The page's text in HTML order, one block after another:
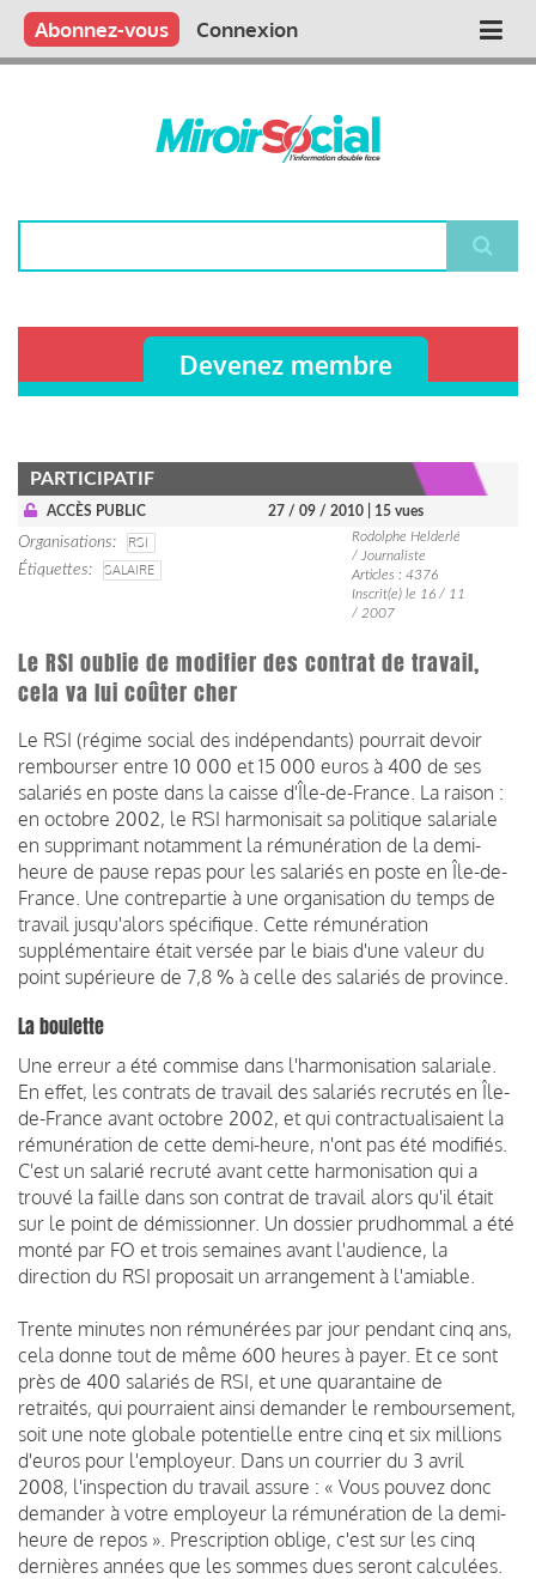
Aller
contenu
Main
Qui sommes nous ?
Vous publiez
Nous publions
Contactez-nous
Abonnez-vous Connexion
Devenez membre
PARTICIPATIF
ACCÈS PUBLIC 27 / 09 / 2010 | 15 vues
Organisations
RSI
Étiquettes
SALAIRE
Rodolphe Helderlé
/ Journaliste
Articles : 4376
Inscrit(e) le 16 / 11
/ 2007
Le RSI oublie de modifier des contrat de travail,
cela va lui coûter cher
Le RSI (régime social des indépendants) pourrait devoir
rembourser entre 10 000 et 15 000 euros à 400 de ses
salariés en poste dans la caisse d'Île-de-France. La raison :
en octobre 2002, le RSI harmonisait sa politique salariale
en supprimant notamment la rémunération de la demi-
heure de pause repas pour les salariés en poste en Île-de-
France. Une contrepartie à une organisation du temps de
travail jusqu'alors spécifique. Cette rémunération
supplémentaire était versée par le biais d'une valeur du
point supérieure de 7,8 % à celle des salariés de province.
La boulette
Une erreur a été commise dans l'harmonisation salariale.
En effet, les contrats de travail des salariés recrutés en Île-
de-France avant octobre 2002, et qui contractualisaient la
rémunération de cette demi-heure, n'ont pas été modifiés.
C'est un salarié recruté avant cette harmonisation qui a
trouvé la faille dans son contrat de travail alors qu'il était
sur le point de démissionner. Un dossier prudhommal a été
monté par FO et trois semaines avant l'audience, la
direction du RSI proposait un arrangement à l'amiable.
Trente minutes non rémunérées par jour pendant cinq ans,
cela donne tout de même 600 heures à payer. Et ce sont
près de 400 salariés de RSI, et une quarantaine de
retraités, qui pourraient ainsi demander le remboursement,
soit une note globale potentielle entre cinq et six millions
d'euros pour l'employeur. Dans un courrier du 3 avril
2008, l'inspection du travail assure : « Vous pouvez donc
demander à votre employeur la rémunération de la demi-
heure de repos ». Prescription oblige, c'est sur les cinq
dernières années que les sommes dues seront calculées.